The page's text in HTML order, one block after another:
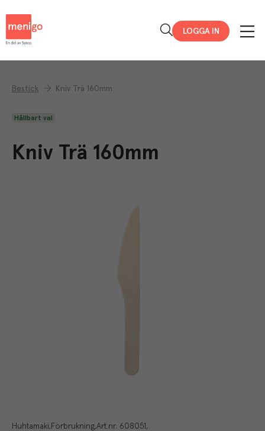
LOGGA IN
Bestick Kniv Trä 160mm
Hållbart val
Kniv Trä 160mm
Huhtamaki Förbrukning Art.nr. 608051